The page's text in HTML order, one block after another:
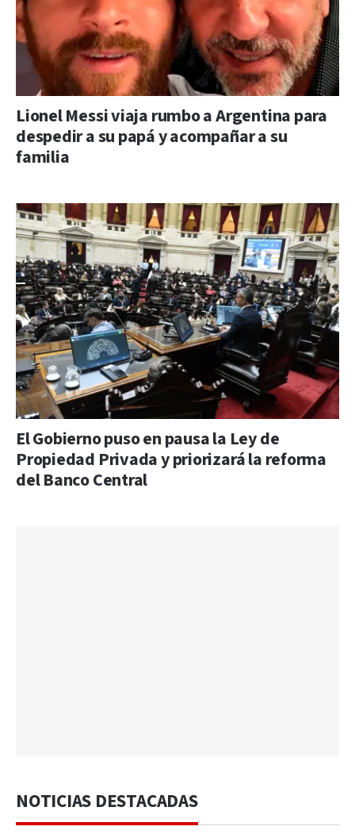
Lionel Messi viaja rumbo a Argentina para
despedir a su papá y acompañar a su
familia
El Gobierno puso en pausa la Ley de
Propiedad Privada y priorizará la reforma
del Banco Central
NOTICIAS DESTACADAS